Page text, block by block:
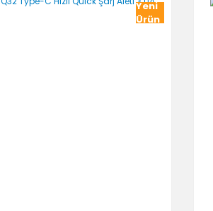
fiyatı diğer sitelerden daha pahalı.
Yeni
Ürün